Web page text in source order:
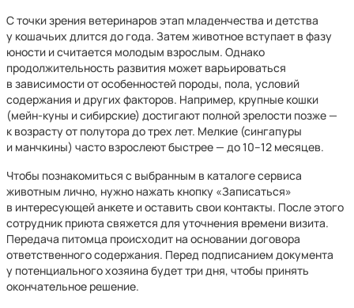
С точки зрения ветеринаров этап младенчества и детства
у кошачьих длится до года. Затем животное вступает в фазу
юности и считается молодым взрослым. Однако
продолжительность развития может варьироваться
в зависимости от особенностей породы, пола, условий
содержания и других факторов. Например, крупные кошки
(мейн-куны и сибирские) достигают полной зрелости позже —
к возрасту от полутора до трех лет. Мелкие (сингапуры
и манчкины) часто взрослеют быстрее — до 10–12 месяцев.
Чтобы познакомиться с выбранным в каталоге сервиса
животным лично, нужно нажать кнопку «Записаться»
в интересующей анкете и оставить свои контакты. После этого
сотрудник приюта свяжется для уточнения времени визита.
Передача питомца происходит на основании договора
ответственного содержания. Перед подписанием документа
у потенциального хозяина будет три дня, чтобы принять
окончательное решение.